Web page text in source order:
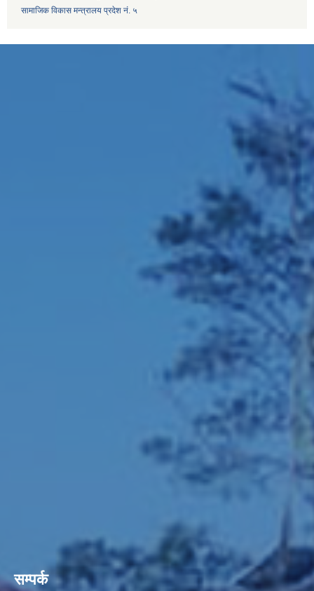
सामाजिक विकास मन्त्रालय प्रदेश नं. ५
सम्पर्क